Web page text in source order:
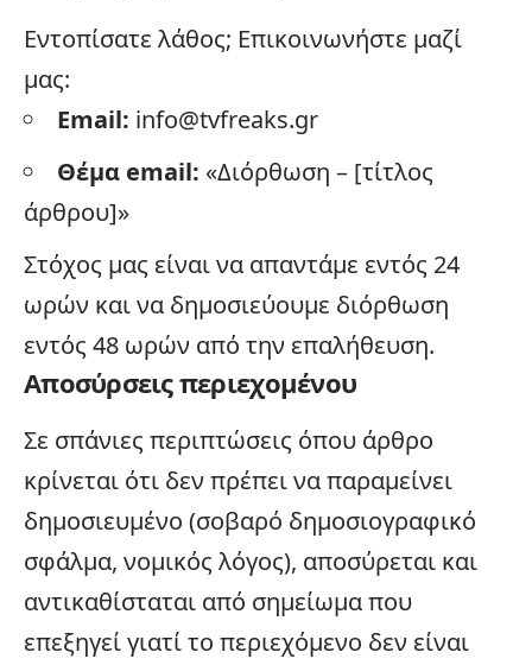
Εντοπίσατε λάθος; Επικοινωνήστε μαζί
μας:
Email: info@tvfreaks.gr
Θέμα email: «Διόρθωση – [τίτλος
άρθρου]»
Στόχος μας είναι να απαντάμε εντός 24
ωρών και να δημοσιεύουμε διόρθωση
εντός 48 ωρών από την επαλήθευση.
Αποσύρσεις περιεχομένου
Σε σπάνιες περιπτώσεις όπου άρθρο
κρίνεται ότι δεν πρέπει να παραμείνει
δημοσιευμένο (σοβαρό δημοσιογραφικό
σφάλμα, νομικός λόγος), αποσύρεται και
αντικαθίσταται από σημείωμα που
επεξηγεί γιατί το περιεχόμενο δεν είναι